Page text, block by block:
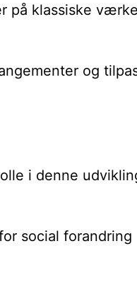
klassiske
og
i denne
social